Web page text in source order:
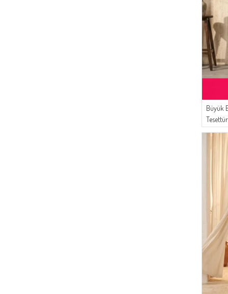
Büyük
02